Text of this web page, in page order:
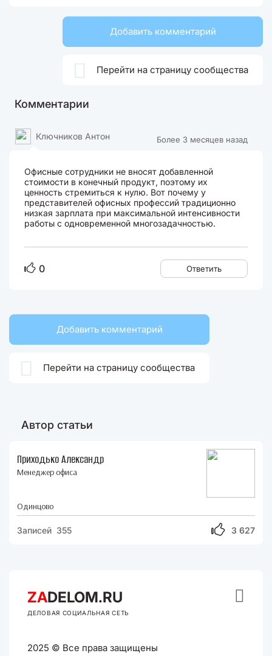
Добавить комментарий
Перейти на страницу сообщества
Комментарии
Более 3 месяцев назад
Ключников Антон
Офисные сотрудники не вносят добавленной
стоимости в конечный продукт, поэтому их
ценность стремиться к нулю. Вот почему у
представителей офисных профессий традиционно
низкая зарплата при максимальной интенсивности
работы с одновременной многозадачностью.
0 Ответить
Добавить комментарий
Перейти на страницу сообщества
Автор статьи
Приходько Александр
Менеджер офиса
Одинцово
3 627
Записей 355
ZADELOM.RU
ДЕЛОВАЯ СОЦИАЛЬНАЯ СЕТЬ
2025 © Все права защищены
